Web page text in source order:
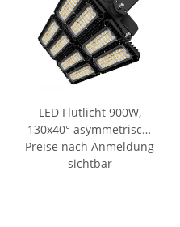
LED Flutlicht 900W,
130x40° asymmetrisch,
variabel, 1-10V
dimmbar, neutralweiß,
Preise nach Anmeldung
sichtbar